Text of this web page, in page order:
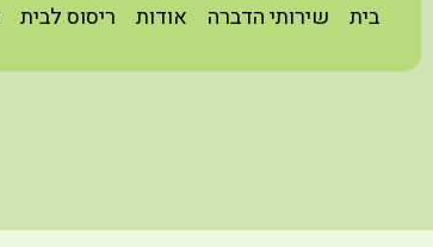
בית שירותי הדברה אודות ריסוס לבית